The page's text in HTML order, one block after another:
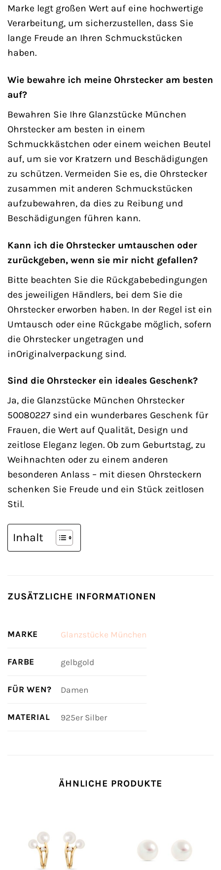
Marke legt großen Wert auf eine hochwertige
Verarbeitung, um sicherzustellen, dass Sie
lange Freude an Ihren Schmuckstücken
haben.
Wie bewahre ich meine Ohrstecker am besten
auf?
Bewahren Sie Ihre Glanzstücke München
Ohrstecker am besten in einem
Schmuckkästchen oder einem weichen Beutel
auf, um sie vor Kratzern und Beschädigungen
zu schützen. Vermeiden Sie es, die Ohrstecker
zusammen mit anderen Schmuckstücken
aufzubewahren, da dies zu Reibung und
Beschädigungen führen kann.
Kann ich die Ohrstecker umtauschen oder
zurückgeben, wenn sie mir nicht gefallen?
Bitte beachten Sie die Rückgabebedingungen
des jeweiligen Händlers, bei dem Sie die
Ohrstecker erworben haben. In der Regel ist ein
Umtausch oder eine Rückgabe möglich, sofern
die Ohrstecker ungetragen und
inOriginalverpackung sind.
Sind die Ohrstecker ein ideales Geschenk?
Ja, die Glanzstücke München Ohrstecker
50080227 sind ein wunderbares Geschenk für
Frauen, die Wert auf Qualität, Design und
zeitlose Eleganz legen. Ob zum Geburtstag, zu
Weihnachten oder zu einem anderen
besonderen Anlass – mit diesen Ohrsteckern
schenken Sie Freude und ein Stück zeitlosen
Stil.
Inhalt
ZUSÄTZLICHE INFORMATIONEN
MARKE Glanzstücke München
FARBE gelbgold
FÜR WEN? Damen
MATERIAL 925er Silber
ÄHNLICHE PRODUKTE